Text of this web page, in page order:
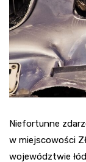
Niefortunne
w miejscowości
województwie